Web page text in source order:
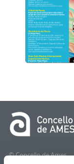
© Concello de Ames